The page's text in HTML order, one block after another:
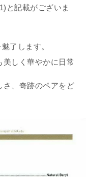
と記載がございま
了します。
美しく華やかに日常
さ、奇跡のペアをど